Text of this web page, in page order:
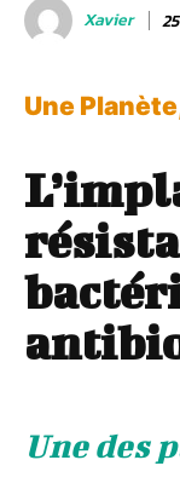
Xavier
Une
Une des